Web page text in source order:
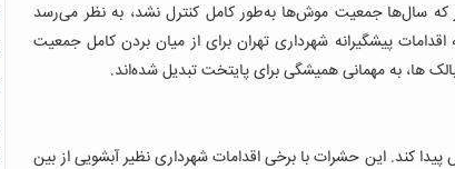
که سال‌ها جمعیت موش‌ها به‌طور کامل کنترل نشد، به نظر می‌رسد
پیشگیرانه شهرداری تهران برای از میان بردن کامل جمعیت
ها، به مهمانی همیشگی برای پایتخت تبدیل شده‌اند.
کند. این حشرات با برخی اقدامات شهرداری نظیر آبشویی از بین